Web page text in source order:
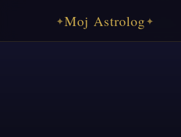
✦Moj Astrolog✦